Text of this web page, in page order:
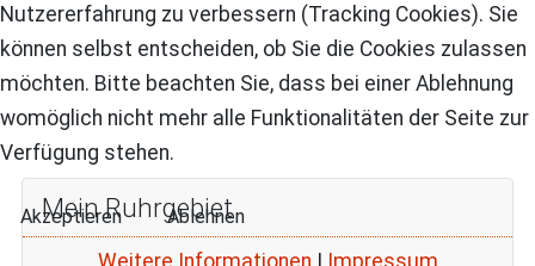
Mein Ruhrgebiet
Nutzererfahrung zu verbessern (Tracking Cookies). Sie
können selbst entscheiden, ob Sie die Cookies zulassen
möchten. Bitte beachten Sie, dass bei einer Ablehnung
womöglich nicht mehr alle Funktionalitäten der Seite zur
Verfügung stehen.
Akzeptieren Ablehnen
Weitere Informationen | Impressum